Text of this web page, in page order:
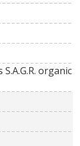
organic